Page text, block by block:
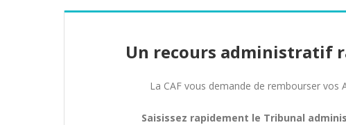
Un recours administratif
La CAF vous demande de rembourser vos
Saisissez rapidement le Tribunal